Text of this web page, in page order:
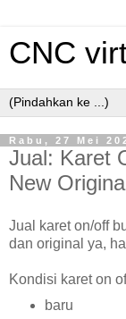
CNC
Rabu, 27 Mei
Jual: Karet
New
Jual karet on/off
dan original ya,
Kondisi karet on
baru